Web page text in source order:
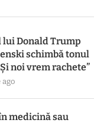
lui Donald Trump
schimbă tonul
noi vrem rachete”
ago
medicină sau